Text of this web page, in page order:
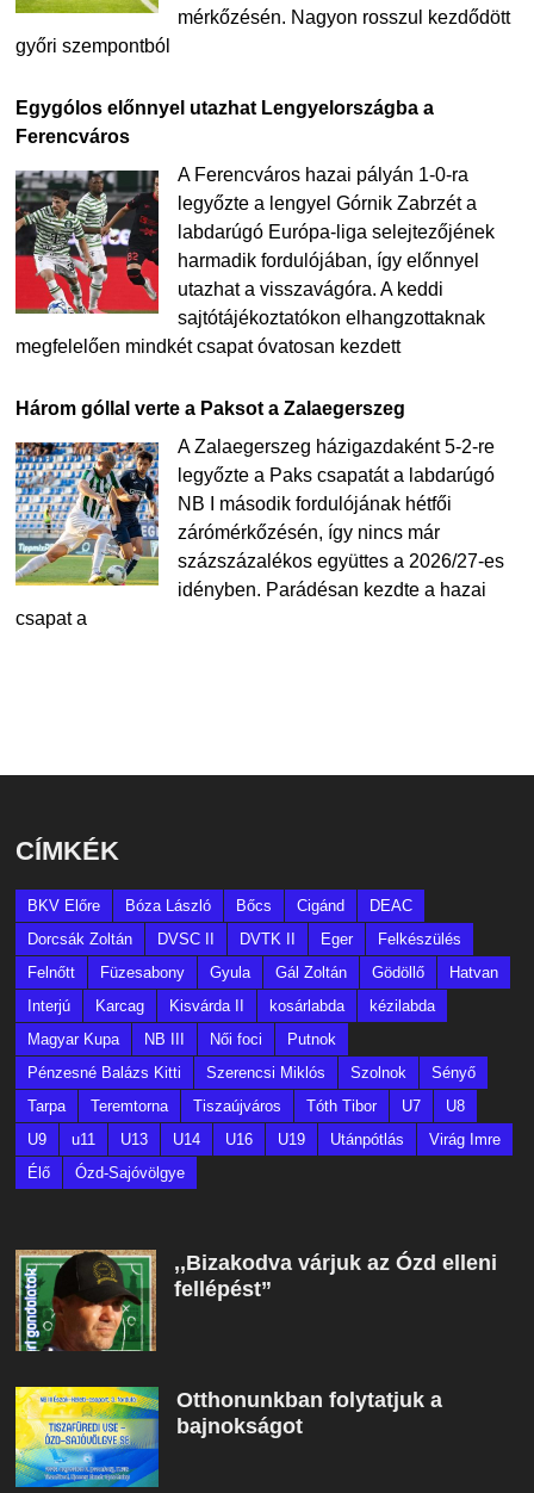
mérkőzésén. Nagyon rosszul kezdődött
győri szempontból
Egygólos előnnyel utazhat Lengyelországba a
Ferencváros
A Ferencváros hazai pályán 1-0-ra
legyőzte a lengyel Górnik Zabrzét a
labdarúgó Európa-liga selejtezőjének
harmadik fordulójában, így előnnyel
utazhat a visszavágóra. A keddi
sajtótájékoztatókon elhangzottaknak
megfelelően mindkét csapat óvatosan kezdett
Három góllal verte a Paksot a Zalaegerszeg
A Zalaegerszeg házigazdaként 5-2-re
legyőzte a Paks csapatát a labdarúgó
NB I második fordulójának hétfői
zárómérkőzésén, így nincs már
százszázalékos együttes a 2026/27-es
idényben. Parádésan kezdte a hazai
csapat a
CÍMKÉK
BKV Előre Bóza László Bőcs Cigánd
DEAC
Dorcsák Zoltán
DVSC II DVTK II Eger
Felkészülés
Felnőtt
Füzesabony Gyula Gál Zoltán Gödöllő
Hatvan
Interjú
Karcag Kisvárda II kosárlabda
kézilabda
Magyar Kupa
NB III Női foci
Putnok
Pénzesné Balázs Kitti
Szerencsi Miklós Szolnok
Sényő
Tarpa
Teremtorna Tiszaújváros Tóth Tibor U7
U8
U9
u11 U13 U14 U16 U19 Utánpótlás
Virág Imre
Élő
Ózd-Sajóvölgye
,,Bizakodva várjuk az Ózd elleni
fellépést”
Otthonunkban folytatjuk a
bajnokságot